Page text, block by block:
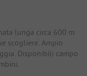
lunga circa 600 m
scogliere. Ampio
Disponibili campo